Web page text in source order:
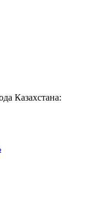
Казахстана: